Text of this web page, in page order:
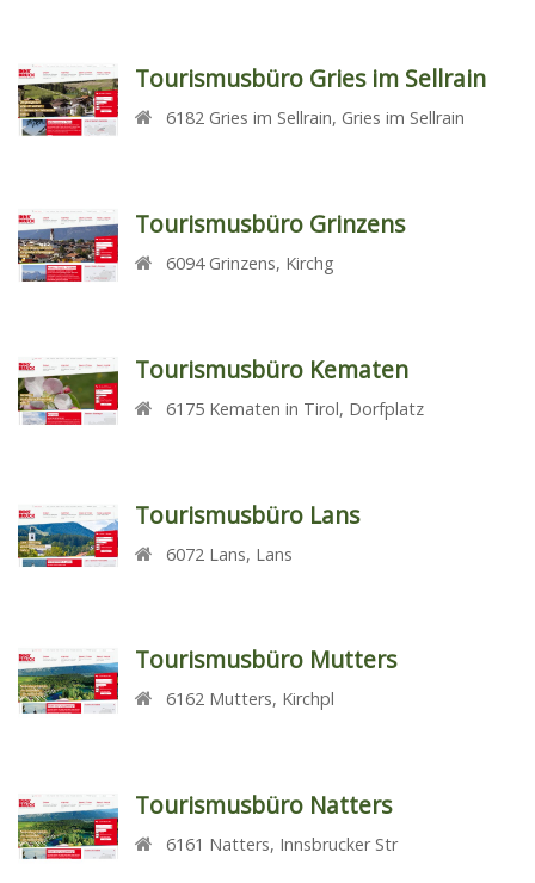
Tourismusbüro Gries im Sellrain
6182 Gries im Sellrain, Gries im Sellrain
Tourismusbüro Grinzens
6094 Grinzens, Kirchg
Tourismusbüro Kematen
6175 Kematen in Tirol, Dorfplatz
Tourismusbüro Lans
6072 Lans, Lans
Tourismusbüro Mutters
6162 Mutters, Kirchpl
Tourismusbüro Natters
6161 Natters, Innsbrucker Str